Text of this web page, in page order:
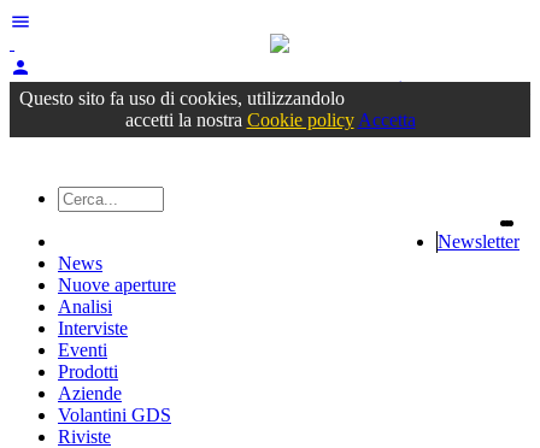
menu
person
Accedioppure registrati
Questo sito fa uso di cookies, utilizzandolo
accetti la nostra Cookie policy Accetta
Newsletter
News
Nuove aperture
Analisi
Interviste
Eventi
Prodotti
Aziende
Volantini GDS
Riviste